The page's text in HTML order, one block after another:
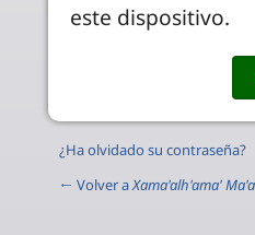
este dispositivo.
¿Ha olvidado su contraseña?
← Volver aXama'alh'ama'